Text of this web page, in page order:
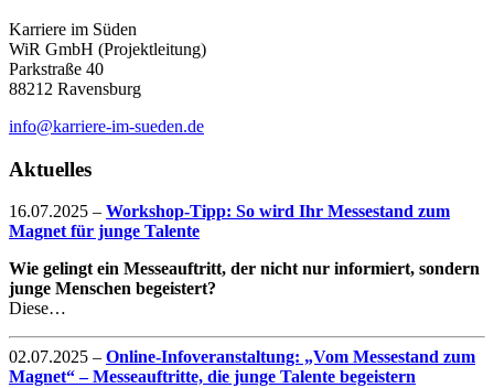
Karriere im Süden
WiR GmbH (Projektleitung)
Parkstraße 40
88212 Ravensburg
info@karriere-im-sueden.de
Aktuelles
16.07.2025 – Workshop-Tipp: So wird Ihr Messestand zum
Magnet für junge Talente
Wie gelingt ein Messeauftritt, der nicht nur informiert, sondern
junge Menschen begeistert?
Diese…
02.07.2025 – Online-Infoveranstaltung: „Vom Messestand zum
Magnet“ – Messeauftritte, die junge Talente begeistern